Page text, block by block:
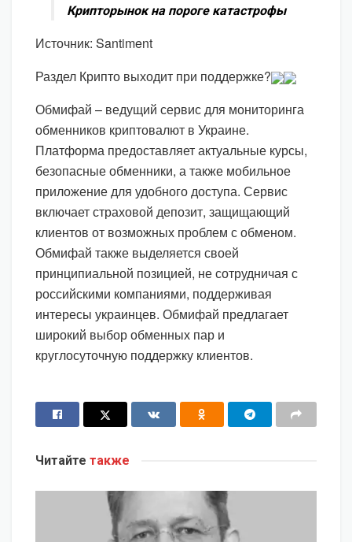
Крипторынок на пороге катастрофы
Источник: Santiment
Раздел Крипто выходит при поддержке?
Обмифай – ведущий сервис для мониторинга
обменников криптовалют в Украине.
Платформа предоставляет актуальные курсы,
безопасные обменники, а также мобильное
приложение для удобного доступа. Сервис
включает страховой депозит, защищающий
клиентов от возможных проблем с обменом.
Обмифай также выделяется своей
принципиальной позицией, не сотрудничая с
российскими компаниями, поддерживая
интересы украинцев. Обмифай предлагает
широкий выбор обменных пар и
круглосуточную поддержку клиентов.
Читайте также